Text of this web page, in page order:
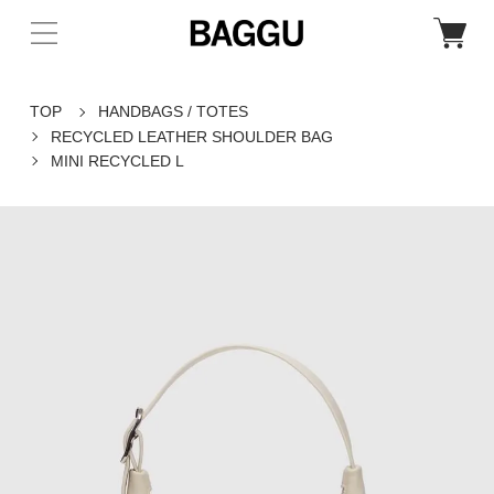
TOP
HANDBAGS / TOTES
RECYCLED LEATHER SHOULDER BAG
MINI RECYCLED L